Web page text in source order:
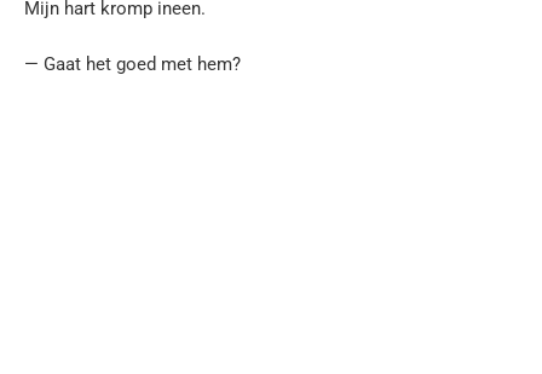
Mijn hart kromp ineen.
— Gaat het goed met hem?